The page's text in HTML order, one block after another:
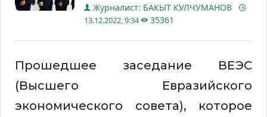
Журналист: БАКЫТ КУЛЧУМАНОВ
13.12.2022, 9:34 35361
Прошедшее заседание ВЕЭС
(Высшего Евразийского
экономического совета), которое